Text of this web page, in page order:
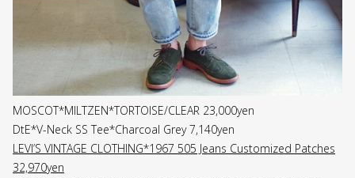
MOSCOT*MILTZEN*TORTOISE/CLEAR 23,000yen
DtE*V-Neck SS Tee*Charcoal Grey 7,140yen
LEVI’S VINTAGE CLOTHING*1967 505 Jeans Customized Patches
32,970yen